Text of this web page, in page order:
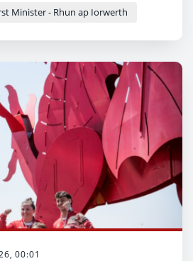
Minister - Rhun ap Iorwerth
00:01